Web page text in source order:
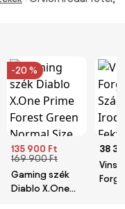
-20 %
135 900 Ft
169 900 Ft
Gaming szék
Diablo X.One
38